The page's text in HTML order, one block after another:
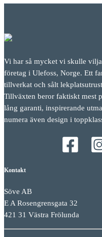
Vi har så mycket vi skulle
företag i Ulefoss, Norge. Ett
tillverkat och sålt
Tillväxten beror faktiskt mest
lång garanti, inspirerande
numera även design i
Kontakt
Söve AB
E A Rosengrensgata 32
421 31 Västra Frölunda